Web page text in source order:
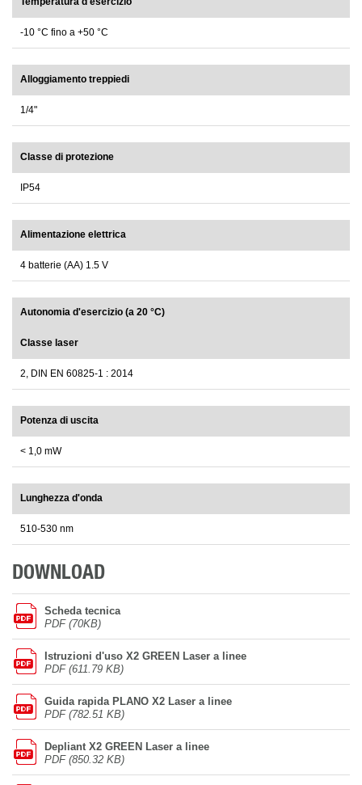
-10 °C fino a +50 °C
Alloggiamento treppiedi
1/4"
Classe di protezione
IP54
Alimentazione elettrica
4 batterie (AA) 1.5 V
Autonomia d'esercizio (a 20 °C)
Classe laser
2, DIN EN 60825-1 : 2014
Potenza di uscita
< 1,0 mW
Lunghezza d'onda
510-530 nm
DOWNLOAD
Scheda tecnica
PDF (70KB)
Istruzioni d'uso X2 GREEN Laser a linee
PDF (611.79 KB)
Guida rapida PLANO X2 Laser a linee
PDF (782.51 KB)
Depliant X2 GREEN Laser a linee
PDF (850.32 KB)